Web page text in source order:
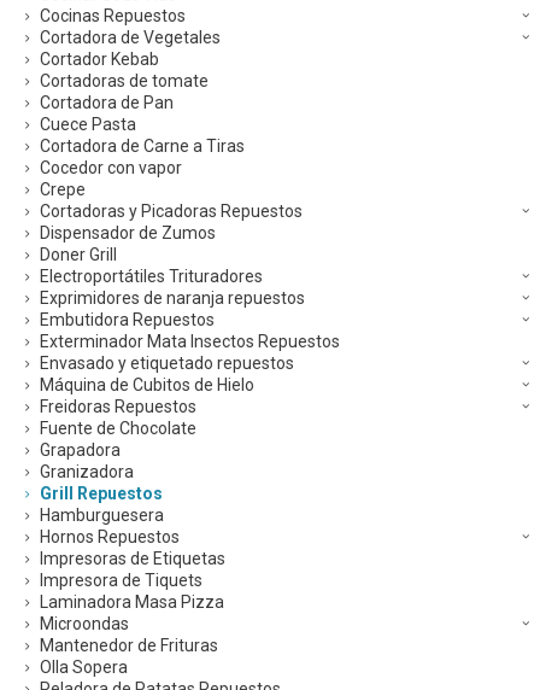
Cocinas Repuestos
Cortadora de Vegetales
Cortador Kebab
Cortadoras de tomate
Cortadora de Pan
Cuece Pasta
Cortadora de Carne a Tiras
Cocedor con vapor
Crepe
Cortadoras y Picadoras Repuestos
Dispensador de Zumos
Doner Grill
Electroportátiles Trituradores
Exprimidores de naranja repuestos
Embutidora Repuestos
Exterminador Mata Insectos Repuestos
Envasado y etiquetado repuestos
Máquina de Cubitos de Hielo
Freidoras Repuestos
Fuente de Chocolate
Grapadora
Granizadora
Grill Repuestos
Hamburguesera
Hornos Repuestos
Impresoras de Etiquetas
Impresora de Tiquets
Laminadora Masa Pizza
Microondas
Mantenedor de Frituras
Olla Sopera